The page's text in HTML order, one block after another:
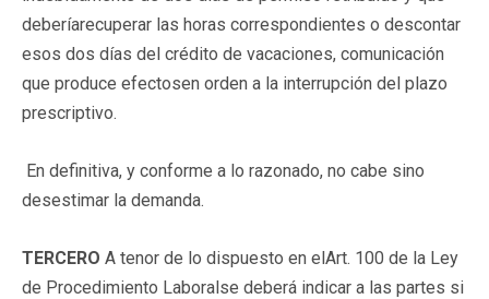
deberíarecuperar las horas correspondientes o descontar
esos dos días del crédito de vacaciones, comunicación
que produce efectosen orden a la interrupción del plazo
prescriptivo.
En definitiva, y conforme a lo razonado, no cabe sino
desestimar la demanda.
TERCERO A tenor de lo dispuesto en elArt. 100 de la Ley
de Procedimiento Laboralse deberá indicar a las partes si